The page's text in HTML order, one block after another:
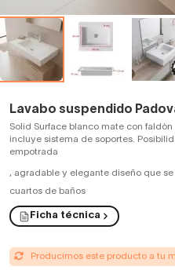
Lavabo suspendido
Solid Surface blanco mate con
incluye sistema de soportes.
empotrada
, agradable y elegante diseño que
cuartos de baños
Ficha técnica
Producimos este producto a tu